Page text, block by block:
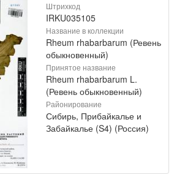
Штрихкод
IRKU035105
Название в коллекции
Rheum rhabarbarum (Ревень
обыкновенный)
Принятое название
Rheum rhabarbarum L.
(Ревень обыкновенный)
Районирование
Сибирь, Прибайкалье и
Забайкалье (S4) (Россия)